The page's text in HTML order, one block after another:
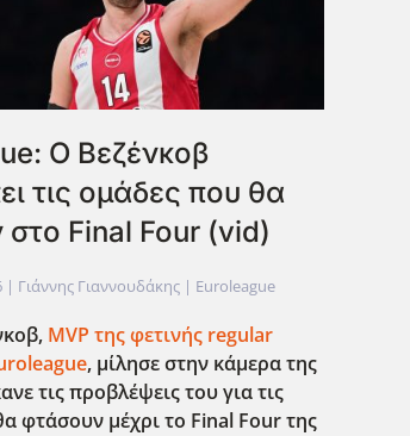
Ο Βεζένκοβ
τις ομάδες που θα
Final Four (vid)
| Γιάννης Γιαννουδάκης | Euroleague
MVP της φετινής regular
, μίλησε στην κάμερα της
τις προβλέψεις του για τις
φτάσουν μέχρι το FinalFourτης